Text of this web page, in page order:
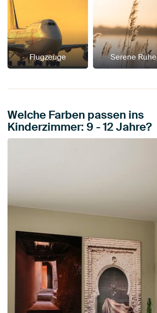
Flugzeuge Serene Ruhe
Welche Farben passen ins
Kinderzimmer: 9 - 12 Jahre?